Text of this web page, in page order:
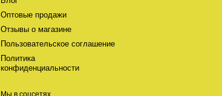
Оптовые продажи
Отзывы о магазине
Пользовательское соглашение
Политика
конфиденциальности
Мы в соцсетях